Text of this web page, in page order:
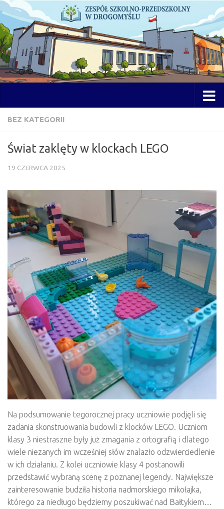
Przejdź do treści
BEZ KATEGORII
Świat zaklęty w klockach LEGO
19 CZERWCA 2025
Na podsumowanie tegorocznej pracy uczniowie podjęli się
zadania skonstruowania budowli z klocków LEGO. Uczniom
klasy 3 niestraszne były już zmagania z ortografią i dlatego
wiele niezanych im wcześniej słów znalazło odzwierciedlenie
w ich działaniu. Z kolei uczniowie klasy 4 postanowili
przedstawić wybraną scenę z poznanej legendy. Największe
zainteresowanie budziła historia nadmorskiego mikołajka,
którego za niedługo będziemy poszukiwać nad Bałtykiem…